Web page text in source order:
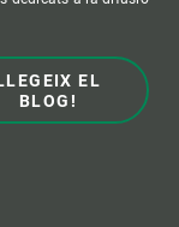
EL
BLOG!